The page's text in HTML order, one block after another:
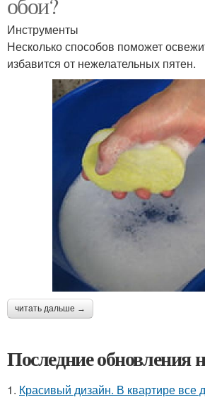
Инструменты
Несколько способов поможет
избавится от нежелательных пятен.
читать дальше →
Последние обновления
1. Красивый дизайн. В квартире все